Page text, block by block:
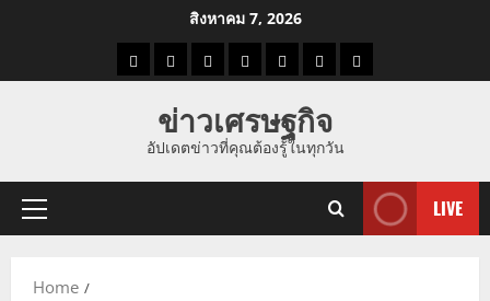
สิงหาคม 7, 2026
ราคาแนว
ราคา
ทอง
ข่าว
นี้
ข่าว
ดูด
ที่
ผู้ชาย
ข่าวเศรษฐกิจ
อัปเดตข่าวที่คุณต้องรู้ในทุกวัน
Primary
LIVE
Home